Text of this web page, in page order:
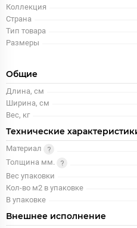
Коллекция
Страна
Тип товара
Размеры
Общие
Длина, см
Ширина, см
Вес, кг
Технические
Материал
Толщина мм.
Вес упаковки
Кол-во м2 в упаковке
В упаковке
Внешнее исполнение